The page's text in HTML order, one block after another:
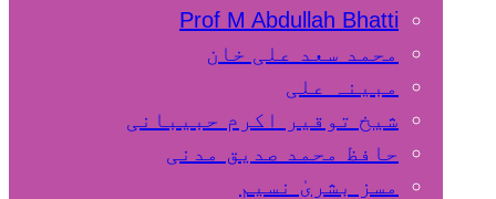
Prof M Abdullah Bhatti
محمد سعد علی خان
مبینہ علی
شیخ توقیر اکرم حبیبانی
حافظ محمد صدیق مدنی
مسز بشریٰ نسیم